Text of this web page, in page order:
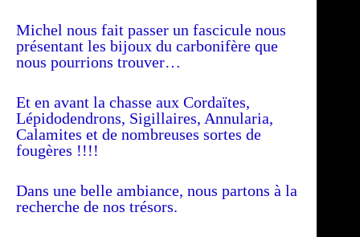
Michel nous fait passer un fascicule nous
présentant les bijoux du carbonifère que
nous pourrions trouver…
Et en avant la chasse aux Cordaïtes,
Lépidodendrons, Sigillaires, Annularia,
Calamites et de nombreuses sortes de
fougères !!!!
Dans une belle ambiance, nous partons à la
recherche de nos trésors.